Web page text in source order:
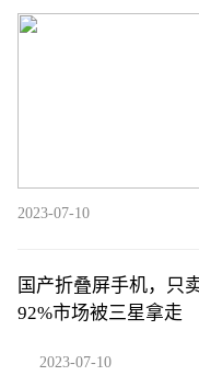
保畅通护贤城”宣传活
2023-07-10
国产折叠屏手机，只
92%市场被三星拿走
2023-07-10